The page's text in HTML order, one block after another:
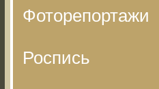
Фоторепортажи
Роспись